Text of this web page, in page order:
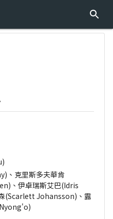
、克里斯多夫華肯
、伊卓瑞斯艾巴(Idris
(Scarlett Johansson)、露